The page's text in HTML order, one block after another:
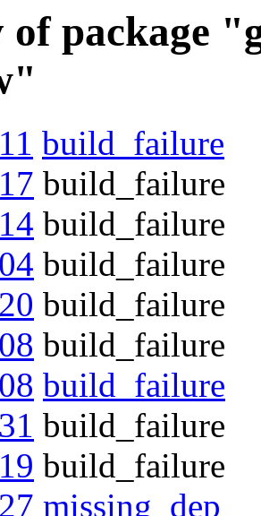
package
build_failure
build_failure
build_failure
build_failure
build_failure
build_failure
build_failure
build_failure
build_failure
missing_dep